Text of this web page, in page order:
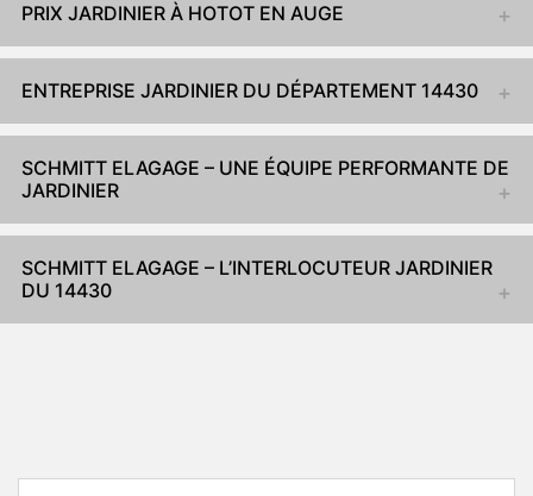
PRIX JARDINIER À HOTOT EN AUGE
ENTREPRISE JARDINIER DU DÉPARTEMENT 14430
SCHMITT ELAGAGE – UNE ÉQUIPE PERFORMANTE DE
JARDINIER
SCHMITT ELAGAGE – L’INTERLOCUTEUR JARDINIER
DU 14430